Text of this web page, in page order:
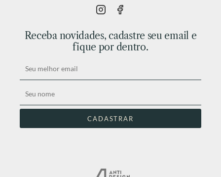
Receba novidades, cadastre seu email e
fique por dentro.